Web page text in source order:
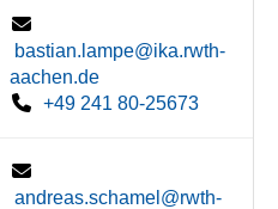
bastian.lampe@ika.rwth-
aachen.de
+49 241 80-25673
andreas.schamel@rwth-